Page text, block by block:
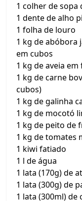
1 colher de sopa
1 dente de alho
1 folha de louro
1 kg de abóbora
em cubos
1 kg de aveia em
1 kg de carne
cubos)
1 kg de galinha
1 kg de mocotó
1 kg de peito de
1 kg de tomates
1 kiwi fatiado
1 l de água
1 lata (170g) de
1 lata (300g) de
1 lata (300ml) de